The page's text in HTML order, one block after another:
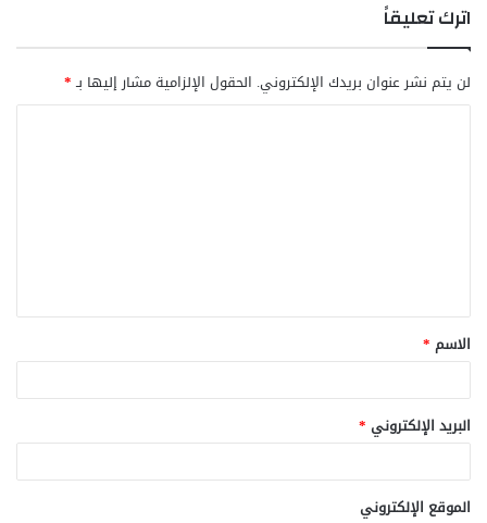
اترك تعليقاً
لن يتم نشر عنوان بريدك الإلكتروني. الحقول الإلزامية مشار إليها بـ*
ق
*
الاسم *
البريد الإلكتروني *
الموقع الإلكتروني